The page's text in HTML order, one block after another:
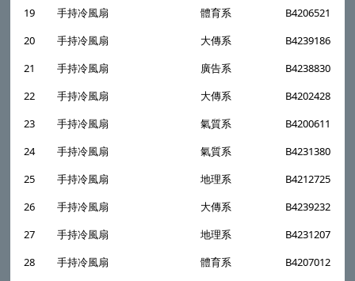
19
手持冷風扇 體育系
B4206521
20
手持冷風扇 大傳系
B4239186
21
手持冷風扇 廣告系
B4238830
22
手持冷風扇 大傳系
B4202428
23
手持冷風扇 氣質系
B4200611
24
手持冷風扇 氣質系
B4231380
25
手持冷風扇 地理系
B4212725
26
手持冷風扇 大傳系
B4239232
27
手持冷風扇 地理系
B4231207
28
手持冷風扇 體育系
B4207012